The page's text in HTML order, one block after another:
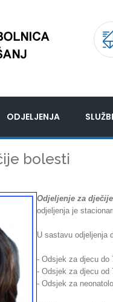
ODJELJENJA
bolesti
Odjeljenje za
odjeljenja je
U sastavu odjeljenja
- Odsjek za djecu do
- Odsjek za djecu od
- Odsjek za